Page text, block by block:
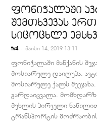
ფონიჭალაში
შემთხვევას
სიცოცხლე
tv4 - მაისი 14, 2019 13:11
ფონიჭალაში მანქანის
მოსიარულე დაიღუპა.
მოსიარულე ქალს
გარდაიცვალა. მომხდარზე
მუხლის პირველი
ტრანსპორტის